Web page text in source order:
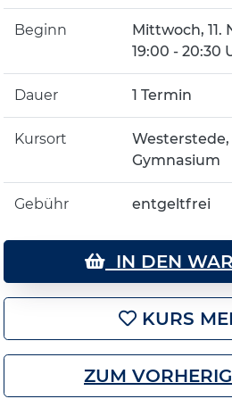
Beginn
Mittwoch, 11.
19:00 - 20:30
Dauer 1 Termin
Kursort
Gymnasium
Gebühr entgeltfrei
IN DEN
KURS
ZUM